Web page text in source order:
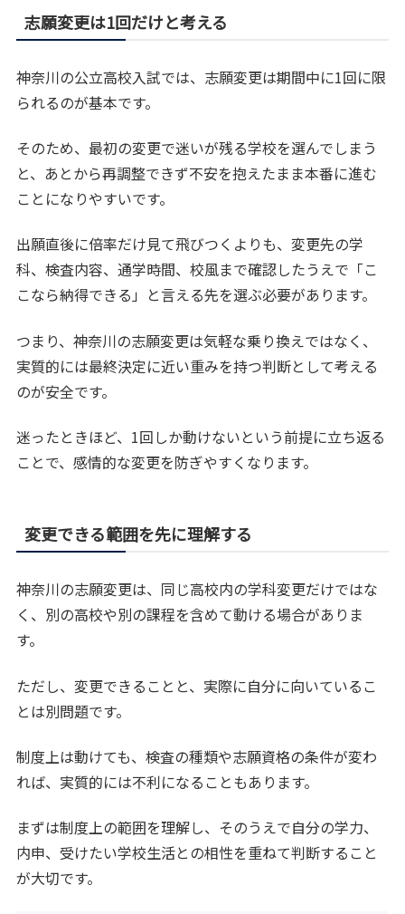
志願変更は1回だけと考える
神奈川の公立高校入試では、志願変更は期間中に1回に限
られるのが基本です。
そのため、最初の変更で迷いが残る学校を選んでしまう
と、あとから再調整できず不安を抱えたまま本番に進む
ことになりやすいです。
出願直後に倍率だけ見て飛びつくよりも、変更先の学
科、検査内容、通学時間、校風まで確認したうえで「こ
こなら納得できる」と言える先を選ぶ必要があります。
つまり、神奈川の志願変更は気軽な乗り換えではなく、
実質的には最終決定に近い重みを持つ判断として考える
のが安全です。
迷ったときほど、1回しか動けないという前提に立ち返る
ことで、感情的な変更を防ぎやすくなります。
変更できる範囲を先に理解する
神奈川の志願変更は、同じ高校内の学科変更だけではな
く、別の高校や別の課程を含めて動ける場合がありま
す。
ただし、変更できることと、実際に自分に向いているこ
とは別問題です。
制度上は動けても、検査の種類や志願資格の条件が変わ
れば、実質的には不利になることもあります。
まずは制度上の範囲を理解し、そのうえで自分の学力、
内申、受けたい学校生活との相性を重ねて判断すること
が大切です。